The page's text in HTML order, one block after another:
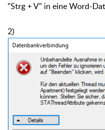
"Strg + V" in eine Word-
2)